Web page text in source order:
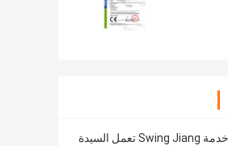
تعمل السيدة Swing Jiang جاهدة لتقديم خدمة